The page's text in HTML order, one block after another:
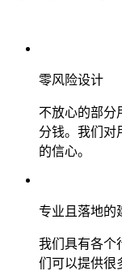
零风险设计
不放心的部分
分钱。我们对
的信心。
专业且落地的
我们具有各个
们可以提供很